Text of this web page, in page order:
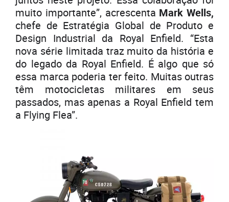
muito importante”, acrescenta Mark Wells,
chefe de Estratégia Global de Produto e
Design Industrial da Royal Enfield. “Esta
nova série limitada traz muito da história e
do legado da Royal Enfield. É algo que só
essa marca poderia ter feito. Muitas outras
têm motocicletas militares em seus
passados, mas apenas a Royal Enfield tem
a Flying Flea”.